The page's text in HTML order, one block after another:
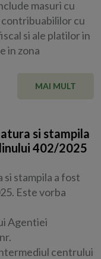
masuri cu
cu
si ale platilor in
in zona
MAI MULT
si stampila
402/2025
stampila a fost
Este vorba
Agentiei
centrului